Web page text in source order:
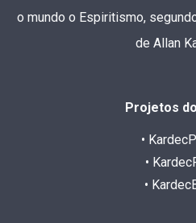
o mundo o Espiritismo,
de Allan
Projetos
•
•
•